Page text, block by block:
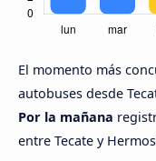
El momento más
autobuses desde
Por la mañana
entre Tecate y